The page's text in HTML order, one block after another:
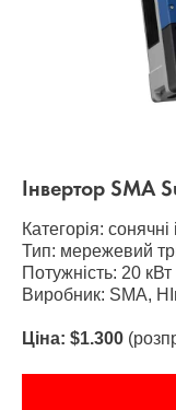
Інвертор SMA
Категорія: сонячні
Тип: мережевий
Потужність: 20
Виробник: SMA,
Ціна: $1.300